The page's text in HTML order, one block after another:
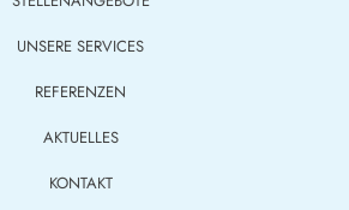
UNSERE SERVICES
REFERENZEN
AKTUELLES
KONTAKT